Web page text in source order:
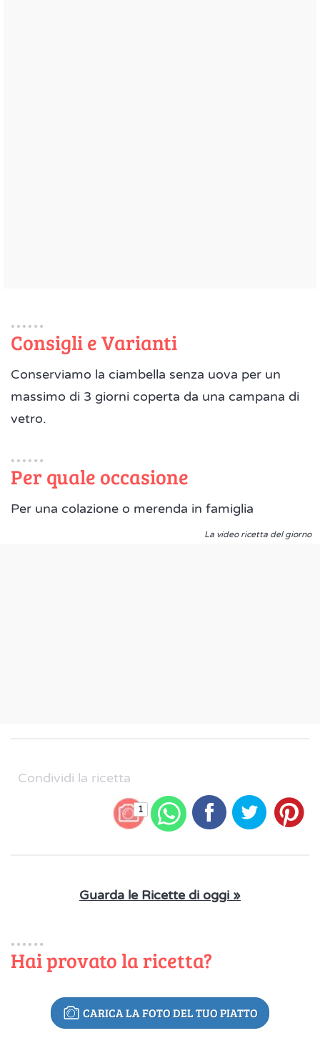
Consigli e Varianti
Conserviamo la ciambella senza uova per un
massimo di 3 giorni coperta da una campana di
vetro.
Per quale occasione
Per una colazione o merenda in famiglia
La video ricetta del giorno
Condividi la ricetta
1
Guarda le Ricette di oggi »
Hai provato la ricetta?
CARICA LA FOTO DEL TUO PIATTO